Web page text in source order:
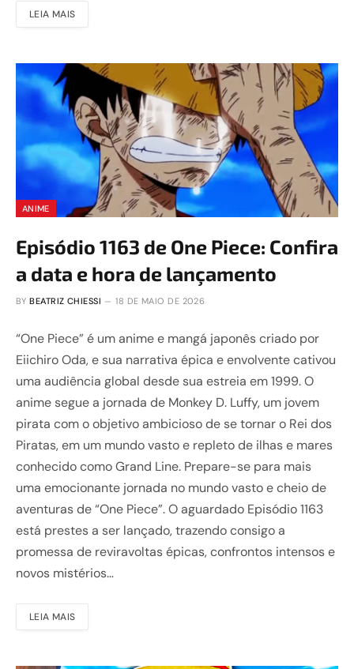
LEIA MAIS
ANIME
Episódio 1163 de One Piece: Confira
a data e hora de lançamento
BY BEATRIZ CHIESSI 18 DE MAIO DE 2026
“One Piece” é um anime e mangá japonês criado por
Eiichiro Oda, e sua narrativa épica e envolvente cativou
uma audiência global desde sua estreia em 1999. O
anime segue a jornada de Monkey D. Luffy, um jovem
pirata com o objetivo ambicioso de se tornar o Rei dos
Piratas, em um mundo vasto e repleto de ilhas e mares
conhecido como Grand Line. Prepare-se para mais
uma emocionante jornada no mundo vasto e cheio de
aventuras de “One Piece”. O aguardado Episódio 1163
está prestes a ser lançado, trazendo consigo a
promessa de reviravoltas épicas, confrontos intensos e
novos mistérios…
LEIA MAIS